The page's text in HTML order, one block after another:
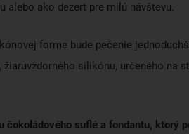
alebo ako dezert pre milú návštevu.
forme bude pečenie
​​žiaruvzdorného silikónu, určeného na
čokoládového suflé a fondantu, ktorý